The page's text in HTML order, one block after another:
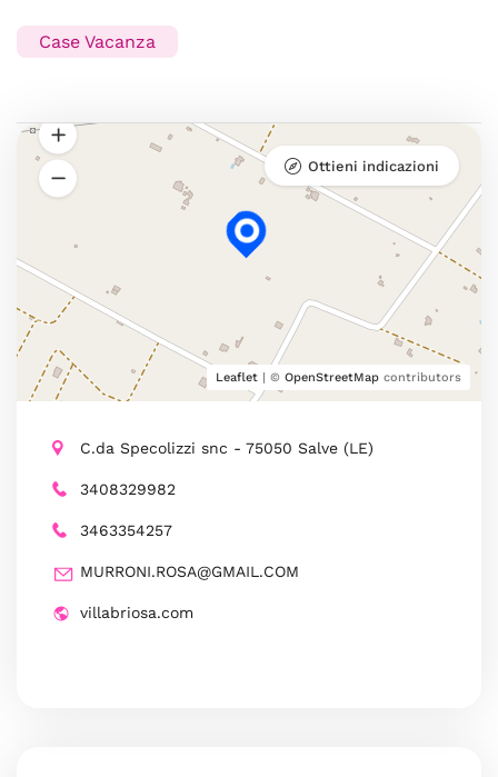
Case Vacanza
Leaflet | © OpenStreetMap contributors
Ottieni indicazioni
C.da Specolizzi snc - 75050 Salve (LE)
3408329982
3463354257
MURRONI.ROSA@GMAIL.COM
villabriosa.com